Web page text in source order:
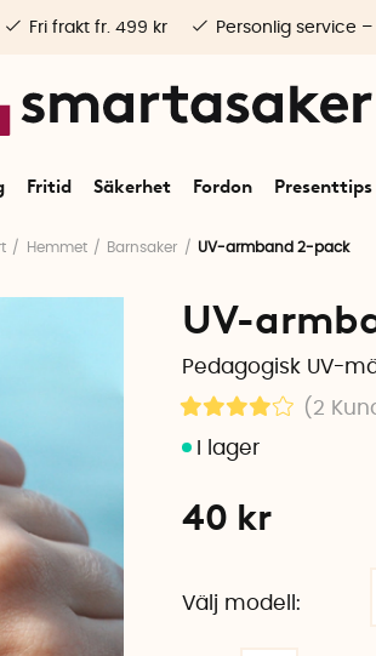
Fritid Säkerhet Fordon Presenttips
Fri frakt fr. 499 kr Personlig service
Hemmet Barnsaker UV-armband 2-pack
UV-
Pedagogisk UV-
(2
40 kr
Välj modell